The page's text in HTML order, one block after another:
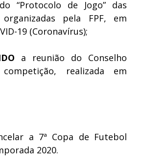
“Protocolo de Jogo” das
organizadas pela FPF, em
19 (Coronavírus);
a reunião do Conselho
realizada em
a 7ª Copa de Futebol
2020.